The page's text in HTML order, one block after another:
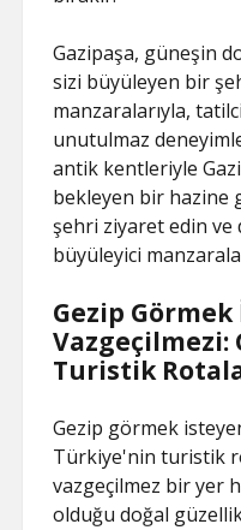
Gazipaşa, güneşin
sizi büyüleyen bir
manzaralarıyla,
unutulmaz
antik kentleriyle
bekleyen bir hazine
şehri ziyaret edin ve
büyüleyici
Gezip
Vazgeçilmezi:
Turistik
Gezip görmek
Türkiye'nin turistik
vazgeçilmez bir yer
olduğu doğal